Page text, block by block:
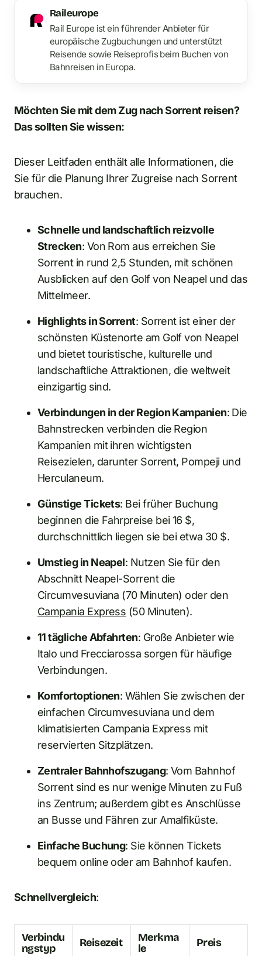
Raileurope
Rail Europe ist ein führender Anbieter für
europäische Zugbuchungen und unterstützt
Reisende sowie Reiseprofis beim Buchen von
Bahnreisen in Europa.
Möchten Sie mit dem Zug nach Sorrent reisen?
Das sollten Sie wissen:
Dieser Leitfaden enthält alle Informationen, die
Sie für die Planung Ihrer Zugreise nach Sorrent
brauchen.
Schnelle und landschaftlich reizvolle
Strecken: Von Rom aus erreichen Sie
Sorrent in rund 2,5 Stunden, mit schönen
Ausblicken auf den Golf von Neapel und das
Mittelmeer.
Highlights in Sorrent: Sorrent ist einer der
schönsten Küstenorte am Golf von Neapel
und bietet touristische, kulturelle und
landschaftliche Attraktionen, die weltweit
einzigartig sind.
Verbindungen in der Region Kampanien: Die
Bahnstrecken verbinden die Region
Kampanien mit ihren wichtigsten
Reisezielen, darunter Sorrent, Pompeji und
Herculaneum.
Günstige Tickets: Bei früher Buchung
beginnen die Fahrpreise bei 16 $,
durchschnittlich liegen sie bei etwa 30 $.
Umstieg in Neapel: Nutzen Sie für den
Abschnitt Neapel-Sorrent die
Circumvesuviana (70 Minuten) oder den
Campania Express (50 Minuten).
11 tägliche Abfahrten: Große Anbieter wie
Italo und Frecciarossa sorgen für häufige
Verbindungen.
Komfortoptionen: Wählen Sie zwischen der
einfachen Circumvesuviana und dem
klimatisierten Campania Express mit
reservierten Sitzplätzen.
Zentraler Bahnhofszugang: Vom Bahnhof
Sorrent sind es nur wenige Minuten zu Fuß
ins Zentrum; außerdem gibt es Anschlüsse
an Busse und Fähren zur Amalfiküste.
Einfache Buchung: Sie können Tickets
bequem online oder am Bahnhof kaufen.
Schnellvergleich:
Verbindu
ngstyp
Reisezeit
Merkma
le
Preis